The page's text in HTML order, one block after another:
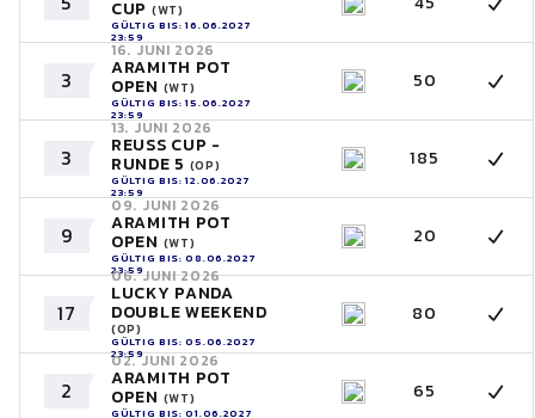
CUP (WT)
GÜLTIG BIS: 16.06.2027
23:59
3
16. JUNI 2026
ARAMITH POT
OPEN (WT)
GÜLTIG BIS: 15.06.2027
23:59
50
3
13. JUNI 2026
REUSS CUP -
RUNDE 5 (OP)
GÜLTIG BIS: 12.06.2027
23:59
185
9
09. JUNI 2026
ARAMITH POT
OPEN (WT)
GÜLTIG BIS: 08.06.2027
23:59
20
17
06. JUNI 2026
LUCKY PANDA
DOUBLE WEEKEND
(OP)
GÜLTIG BIS: 05.06.2027
23:59
80
2
02. JUNI 2026
ARAMITH POT
OPEN (WT)
GÜLTIG BIS: 01.06.2027
65